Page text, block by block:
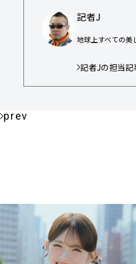
記者J
地球上すべての美
記者Jの担当記
prev